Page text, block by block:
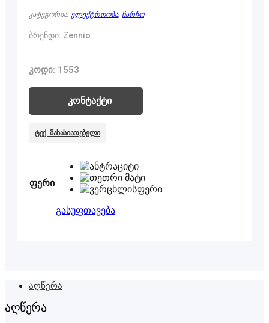
კატეგორია: ელექტროობა, ჩარჩო
ბრენდი: Zennio
კოდი: 1553
კონტაქტი
ტექ. მახასიათებელი
ფერი
გასუფთავება
აღწერა
აღწერა